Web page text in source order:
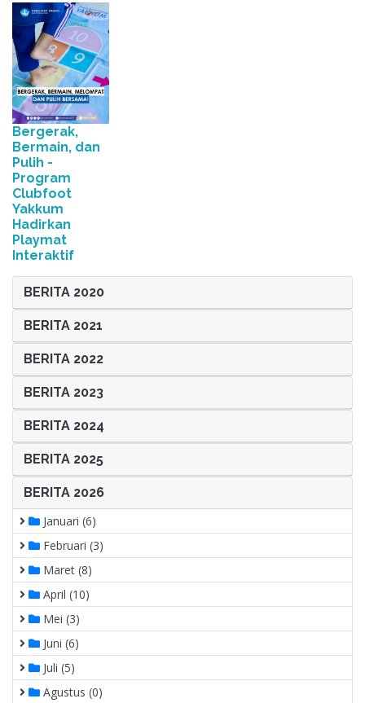
Bergerak,
Bermain, dan
Pulih -
Program
Clubfoot
Yakkum
Hadirkan
Playmat
Interaktif
BERITA 2020
BERITA 2021
BERITA 2022
BERITA 2023
BERITA 2024
BERITA 2025
BERITA 2026
Januari (6)
Februari (3)
Maret (8)
April (10)
Mei (3)
Juni (6)
Juli (5)
Agustus (0)